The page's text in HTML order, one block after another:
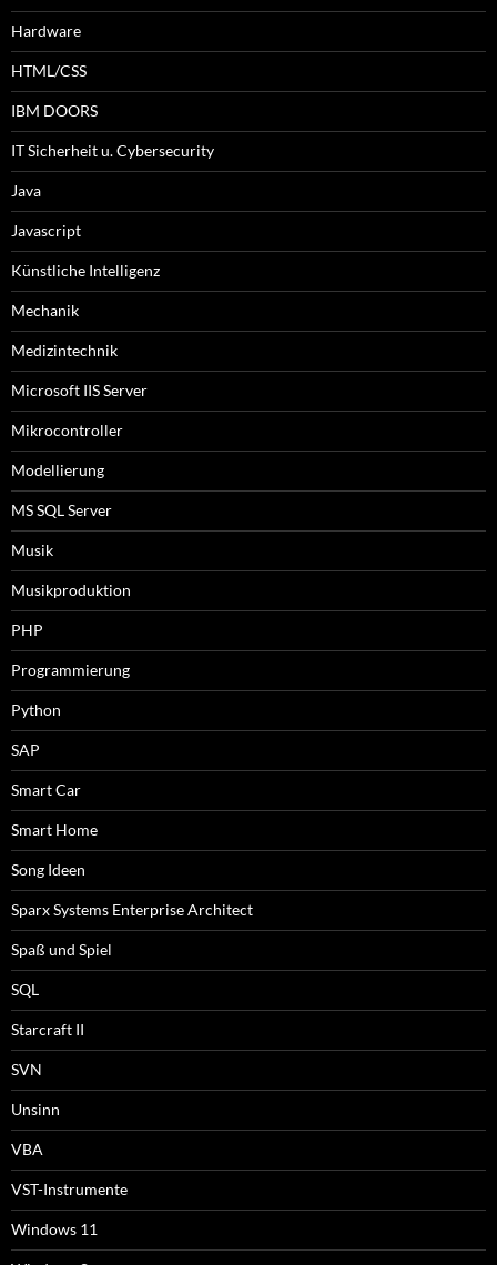
Hardware
HTML/CSS
IBM DOORS
IT Sicherheit u. Cybersecurity
Java
Javascript
Künstliche Intelligenz
Mechanik
Medizintechnik
Microsoft IIS Server
Mikrocontroller
Modellierung
MS SQL Server
Musik
Musikproduktion
PHP
Programmierung
Python
SAP
Smart Car
Smart Home
Song Ideen
Sparx Systems Enterprise Architect
Spaß und Spiel
SQL
Starcraft II
SVN
Unsinn
VBA
VST-Instrumente
Windows 11